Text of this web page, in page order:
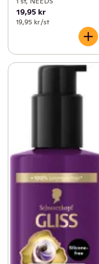
19,95 kr
19,95 kr /st